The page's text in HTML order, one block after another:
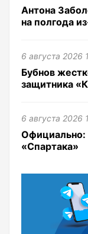
Антона
на полгода
6 августа 2026
Бубнов
защитника
6 августа 2026
Официально:
«Спартака»